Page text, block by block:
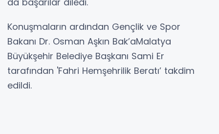
Konuşmaların ardından Gençlik ve Spor
Bakanı Dr. Osman Aşkın Bak’aMalatya
Büyükşehir Belediye Başkanı Sami Er
tarafından 'Fahri Hemşehrilik Beratı’ takdim
edildi.